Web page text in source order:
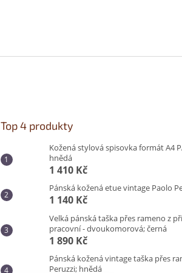
Top 4 produkty
Kožená stylová spisovka formát A4
hnědá
1 410 Kč
Pánská kožená etue vintage Paolo
1 140 Kč
Velká pánská taška přes rameno z
pracovní - dvoukomorová; černá
1 890 Kč
Pánská kožená vintage taška přes
Peruzzi; hnědá